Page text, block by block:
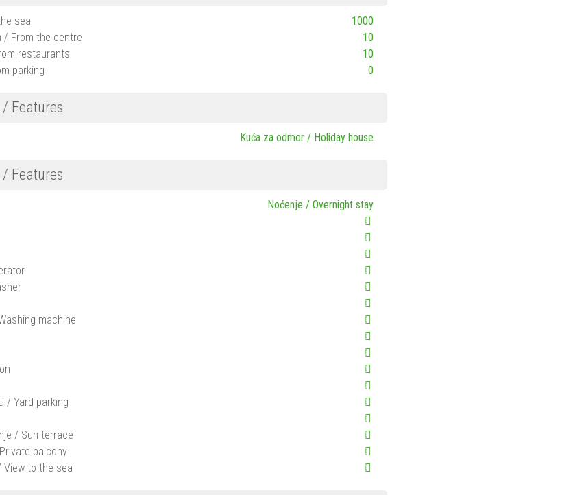
sea
1000
/ From the centre
10
restaurants
10
parking
0
Features
Kuća za odmor / Holiday house
Features
Noćenje / Overnight stay
machine
/ Yard parking
/ Sun terrace
balcony
View to the sea